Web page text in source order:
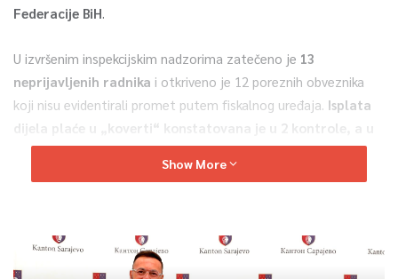
Federacije BiH.
U izvršenim inspekcijskim nadzorima zatečeno je 13
neprijavljenih radnika i otkriveno je 12 poreznih obveznika
koji nisu evidentirali promet putem fiskalnog uređaja. Isplata
dijela plaće u „koverti“ konstatovana je u 2 kontrole, a u
34 kontrole utvrđeno je da doprinosi nisu obračunati na
minimalnu osnovicu u 2025. godin
Zbog utvrđenih nepravilnosti inspektori Porezne uprave
Federacije BiH izdali su 78 prekršajnih naloga s ukupno
Show More